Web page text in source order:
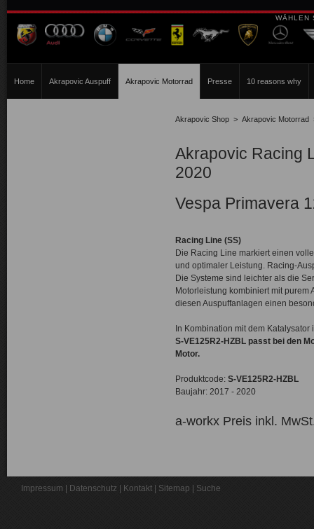
WÄHLEN
Home Akrapovic Auspuff Akrapovic Motorrad Presse 10 reasons why
Akrapovic Shop > Akrapovic Motorrad
Akrapovic Racing
2020
Vespa Primavera
Racing Line (SS)
Die Racing Line markiert einen
und optimaler Leistung. Racing-
Die Systeme sind leichter als die
Motorleistung kombiniert mit
diesen Auspuffanlagen einen
In Kombination mit dem
S-VE125R2-HZBL passt bei den
Motor.
Produktcode: S-VE125R2-HZBL
Baujahr: 2017 - 2020
a-workx Preis inkl.
Impressum Datenschutz Kontakt Sitemap Suche